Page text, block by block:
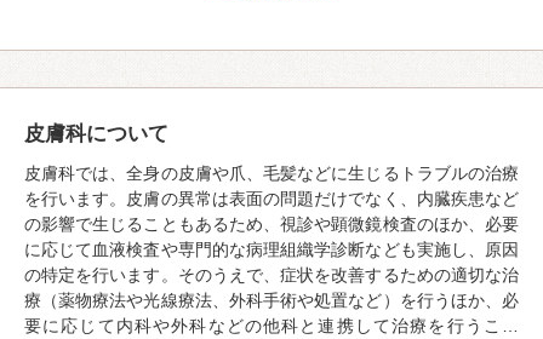
皮膚科について
皮膚科では、全身の皮膚や爪、毛髪などに生じるトラブルの治療
を行います。皮膚の異常は表面の問題だけでなく、内臓疾患など
の影響で生じることもあるため、視診や顕微鏡検査のほか、必要
に応じて血液検査や専門的な病理組織学診断なども実施し、原因
の特定を行います。そのうえで、症状を改善するための適切な治
療（薬物療法や光線療法、外科手術や処置など）を行うほか、必
要に応じて内科や外科などの他科と連携して治療を行うこ…